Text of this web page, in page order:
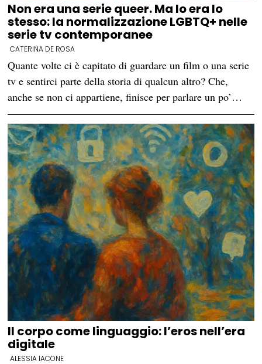
Non era una serie queer. Ma lo era lo
stesso: la normalizzazione LGBTQ+ nelle
serie tv contemporanee
CATERINA DE ROSA
Quante volte ci è capitato di guardare un film o una serie
tv e sentirci parte della storia di qualcun altro? Che,
anche se non ci appartiene, finisce per parlare un po’…
Il corpo come linguaggio: l’eros nell’era
digitale
ALESSIA IACONE